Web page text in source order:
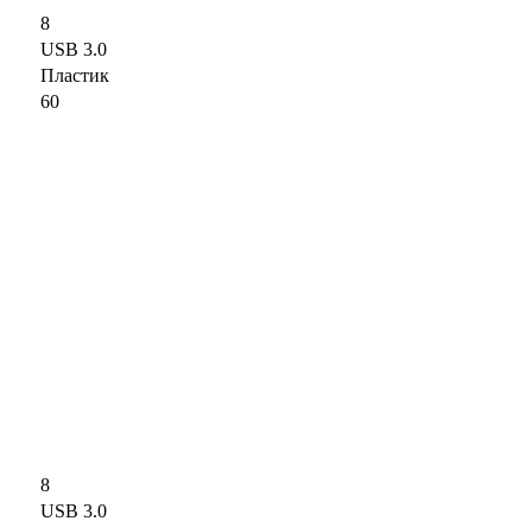
8
USB 3.0
Пластик
60
8
USB 3.0